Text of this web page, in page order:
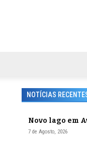
NOTÍCIAS
Novo lago em
7 de Agosto, 2026